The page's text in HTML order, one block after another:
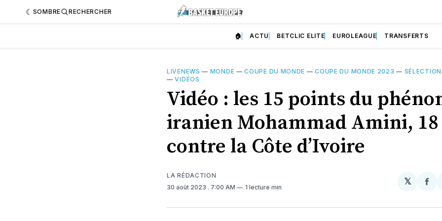
SOMBRE RECHERCHER
🏠 ACTU BETCLIC ELITE EUROLEAGUE TRANSFERTS
LIVENEWS — MONDE —COUPE DU MONDE —COUPE DU MONDE 2023 —
—VIDÉOS
Vidéo : les 15 points du
iranien Mohammad Amini, 18
contre la Côte d’Ivoire
LA RÉDACTION
30 août 2023 . 7:00 AM 1 lecture min
𝕏